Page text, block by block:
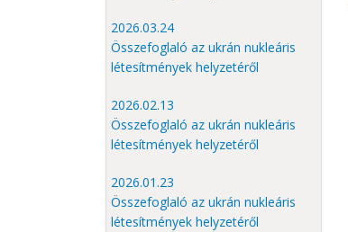
2026.03.24
Összefoglaló az ukrán nukleáris
létesítmények helyzetéről
2026.02.13
Összefoglaló az ukrán nukleáris
létesítmények helyzetéről
2026.01.23
Összefoglaló az ukrán nukleáris
létesítmények helyzetéről